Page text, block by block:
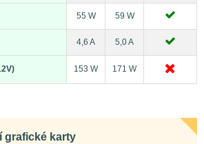
55 W 59 W
4,6 A 5,0 A
153 W 171 W
grafické karty